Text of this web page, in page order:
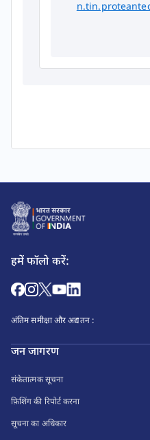
हमें फॉलो करें:
अंतिम समीक्षा और अद्यतन :
जन जागरण
संकेतात्मक सूचना
फ़िशिंग की रिपोर्ट करना
सूचना का अधिकार